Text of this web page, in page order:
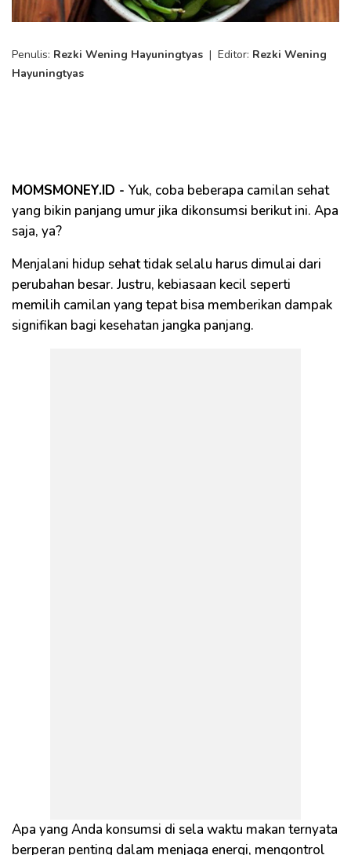
Penulis: Rezki Wening Hayuningtyas | Editor: Rezki Wening
Hayuningtyas
MOMSMONEY.ID - Yuk, coba beberapa camilan sehat
yang bikin panjang umur jika dikonsumsi berikut ini. Apa
saja, ya?
Menjalani hidup sehat tidak selalu harus dimulai dari
perubahan besar. Justru, kebiasaan kecil seperti
memilih camilan yang tepat bisa memberikan dampak
signifikan bagi kesehatan jangka panjang.
Apa yang Anda konsumsi di sela waktu makan ternyata
berperan penting dalam menjaga energi, mengontrol